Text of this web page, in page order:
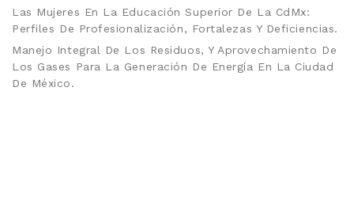
Las Mujeres En La Educación Superior De La CdMx:
Perfiles De Profesionalización, Fortalezas Y Deficiencias.
Manejo Integral De Los Residuos, Y Aprovechamiento De
Los Gases Para La Generación De Energía En La Ciudad
De México.